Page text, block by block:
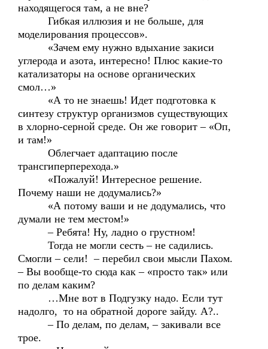
находящегося там, а не вне?
Гибкая иллюзия и не больше, для
моделирования процессов».
«Зачем ему нужно вдыхание закиси
углерода и азота, интересно! Плюс какие-то
катализаторы на основе органических
смол…»
«А то не знаешь! Идет подготовка к
синтезу структур организмов существующих
в хлорно-серной среде. Он же говорит – «Оп,
и там!»
Облегчает адаптацию после
трансгиперперехода.»
«Пожалуй! Интересное решение.
Почему наши не додумались?»
«А потому ваши и не додумались, что
думали не тем местом!»
– Ребята! Ну, ладно о грустном!
Тогда не могли сесть – не садились.
Смогли – сели! – перебил свои мысли Пахом.
– Вы вообще-то сюда как – «просто так» или
по делам каким?
…Мне вот в Подгузку надо. Если тут
надолго, то на обратной дороге зайду. А?..
– По делам, по делам, – закивали все
трое.